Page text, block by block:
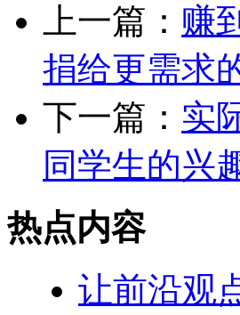
上一篇： 赚
捐给更需求
下一篇： 实
同学生的兴
热点内容
让前沿观